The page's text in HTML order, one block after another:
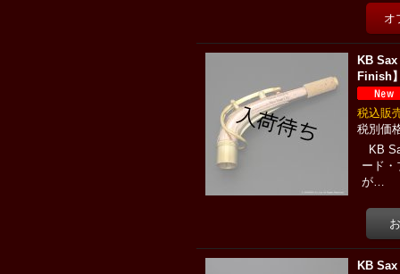
KB
Finish
税込
KB
ード
が…
KB